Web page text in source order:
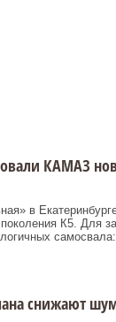
КАМАЗ
в
К5. Для
снижают